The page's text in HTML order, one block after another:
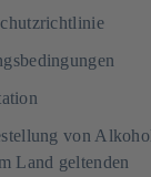
von
Land geltenden